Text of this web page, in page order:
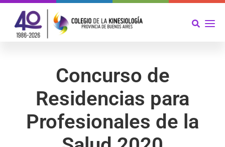
Concurso de
Residencias para
Profesionales de la